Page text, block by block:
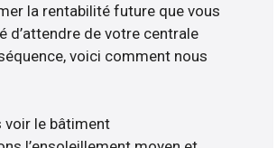
la rentabilité future que vous
d’attendre de votre centrale
voici comment nous
voir le bâtiment